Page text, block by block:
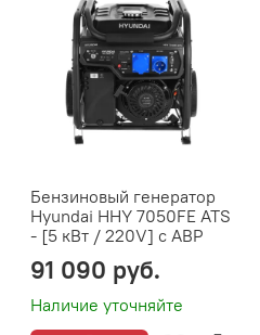
Бензиновый генератор
Hyundai HHY 7050FE ATS
- [5 кВт / 220V] с АВР
Наличие уточняйте
91 090 руб.